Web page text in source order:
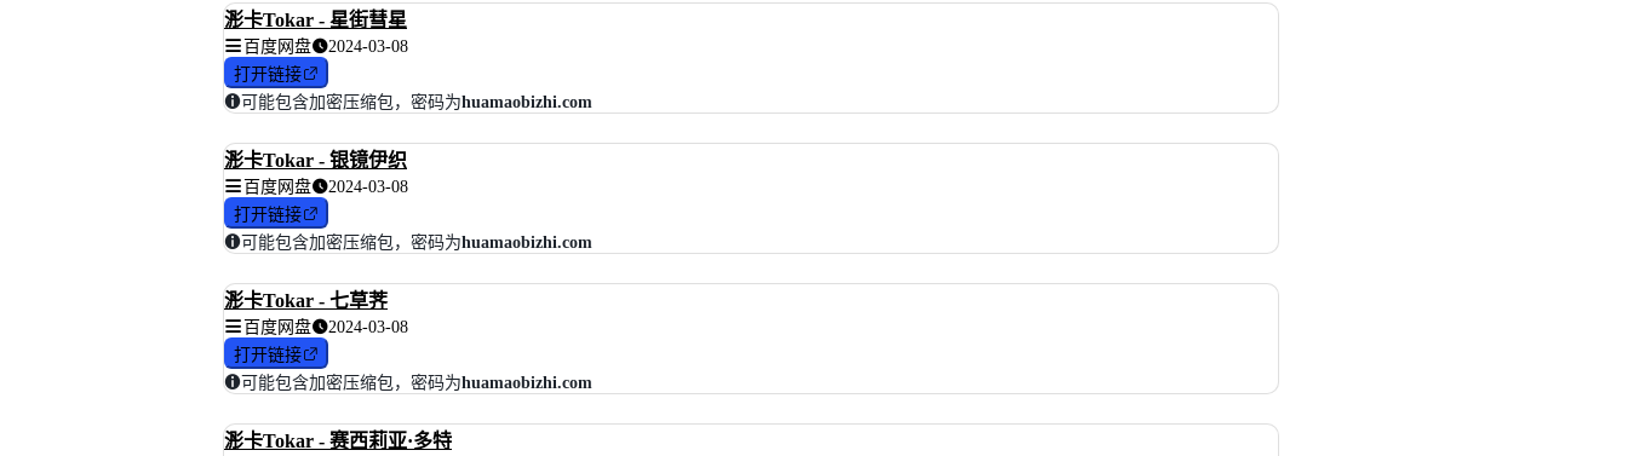
浵卡Tokar - 星街彗星
百度网盘 2024-03-08
打开链接
可能包含加密压缩包，密码为huamaobizhi.com
浵卡Tokar - 银镜伊织
百度网盘 2024-03-08
打开链接
可能包含加密压缩包，密码为huamaobizhi.com
浵卡Tokar - 七草荠
百度网盘 2024-03-08
打开链接
可能包含加密压缩包，密码为huamaobizhi.com
浵卡Tokar - 赛西莉亚·多特